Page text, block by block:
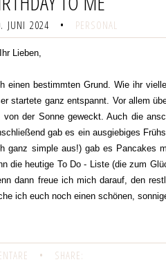
JUNI 2024 • PERSONAL
Ihr Lieben,
bestimmten Grund. Wie ihr
startete ganz entspannt. Vor allem
der Sonne geweckt. Auch die
gab es ein ausgiebiges
ganz simple aus!) gab es Pancakes
die heutige To Do - Liste (die zum
dann freue ich mich darauf, den
ich euch noch einen schönen,
• SHARE: